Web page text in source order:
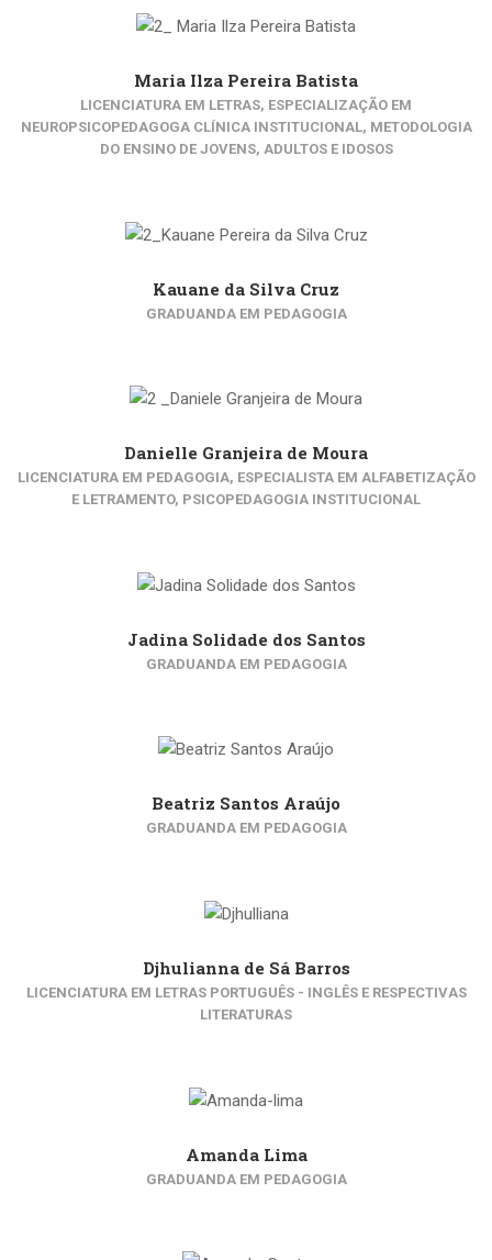
Maria Ilza Pereira Batista
LICENCIATURA EM LETRAS, ESPECIALIZAÇÃO EM
NEUROPSICOPEDAGOGA CLÍNICA INSTITUCIONAL, METODOLOGIA
DO ENSINO DE JOVENS, ADULTOS E IDOSOS
Kauane da Silva Cruz
GRADUANDA EM PEDAGOGIA
Danielle Granjeira de Moura
LICENCIATURA EM PEDAGOGIA, ESPECIALISTA EM ALFABETIZAÇÃO
E LETRAMENTO, PSICOPEDAGOGIA INSTITUCIONAL
Jadina Solidade dos Santos
GRADUANDA EM PEDAGOGIA
Beatriz Santos Araújo
GRADUANDA EM PEDAGOGIA
Djhulianna de Sá Barros
LICENCIATURA EM LETRAS PORTUGUÊS - INGLÊS E RESPECTIVAS
LITERATURAS
Amanda Lima
GRADUANDA EM PEDAGOGIA